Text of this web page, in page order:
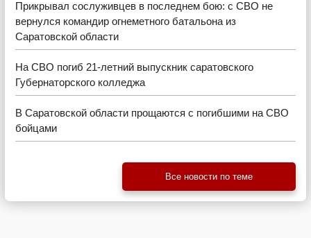
Прикрывал сослуживцев в последнем бою: с СВО не
вернулся командир огнеметного батальона из
Саратовской области
На СВО погиб 21-летний выпускник саратовского
Губернаторского колледжа
В Саратовской области прощаются с погибшими на СВО
бойцами
Все новости по теме